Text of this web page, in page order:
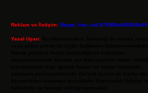
Reklam ve İletişim: Skype: live:.cid.575569c608265c69
Yasal Uyarı: